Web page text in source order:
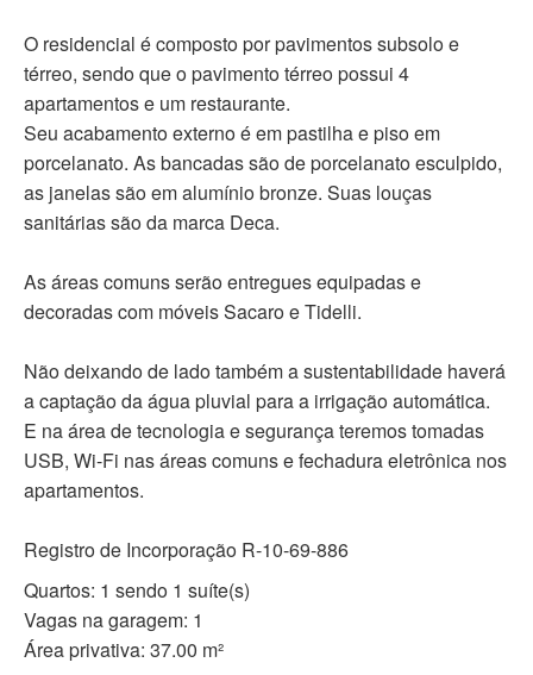
O residencial é composto por pavimentos subsolo e
térreo, sendo que o pavimento térreo possui 4
apartamentos e um restaurante.
Seu acabamento externo é em pastilha e piso em
porcelanato. As bancadas são de porcelanato esculpido,
as janelas são em alumínio bronze. Suas louças
sanitárias são da marca Deca.
As áreas comuns serão entregues equipadas e
decoradas com móveis Sacaro e Tidelli.
Não deixando de lado também a sustentabilidade haverá
a captação da água pluvial para a irrigação automática.
E na área de tecnologia e segurança teremos tomadas
USB, Wi-Fi nas áreas comuns e fechadura eletrônica nos
apartamentos.
Registro de Incorporação R-10-69-886
Quartos: 1 sendo 1 suíte(s)
Vagas na garagem: 1
Área privativa: 37.00 m²